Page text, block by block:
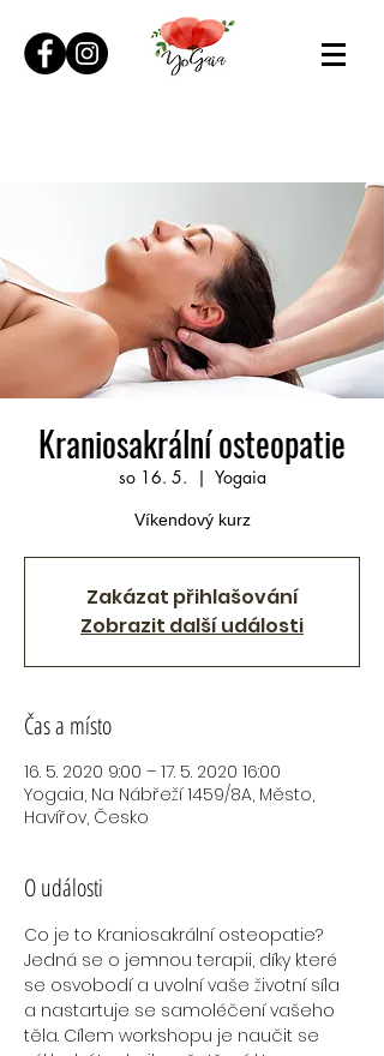
Kraniosakrální osteopatie
so 16. 5.
  |
Yogaia
Víkendový kurz
Zakázat přihlašování
Zobrazit další události
Čas a místo
16. 5. 2020 9:00 – 17. 5. 2020 16:00
Yogaia, Na Nábřeží 1459/8A, Město,
Havířov, Česko
O události
Co je to Kraniosakrální osteopatie?
Jedná se o jemnou terapii, díky které
se osvobodí a uvolní vaše životní síla
a nastartuje se samoléčení vašeho
těla. Cílem workshopu je naučit se